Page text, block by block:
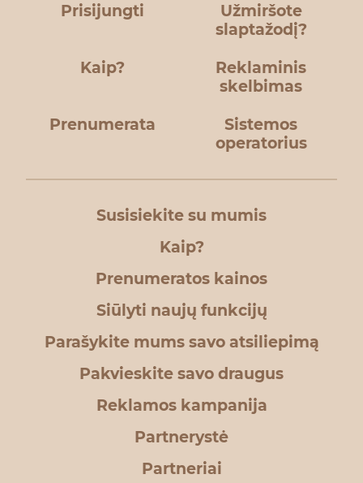
Prisijungti
Užmiršote
slaptažodį?
Kaip?
Reklaminis
skelbimas
Prenumerata
Sistemos
operatorius
Susisiekite su mumis
Kaip?
Prenumeratos kainos
Siūlyti naujų funkcijų
Parašykite mums savo atsiliepimą
Pakvieskite savo draugus
Reklamos kampanija
Partnerystė
Partneriai